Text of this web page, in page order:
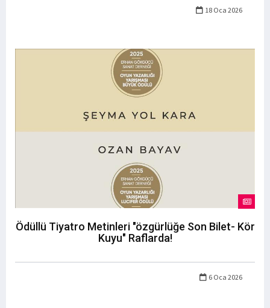
18 Oca 2026
Ödüllü Tiyatro Metinleri "özgürlüğe Son Bilet- Kör
Kuyu" Raflarda!
6 Oca 2026